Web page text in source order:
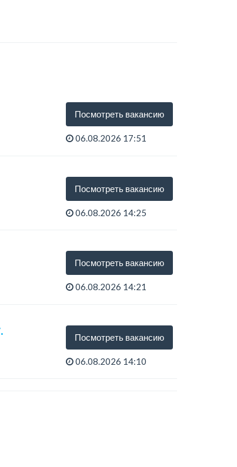
Посмотреть вакансию
06.08.2026 17:51
Посмотреть вакансию
06.08.2026 14:25
Посмотреть вакансию
06.08.2026 14:21
Посмотреть вакансию
06.08.2026 14:10